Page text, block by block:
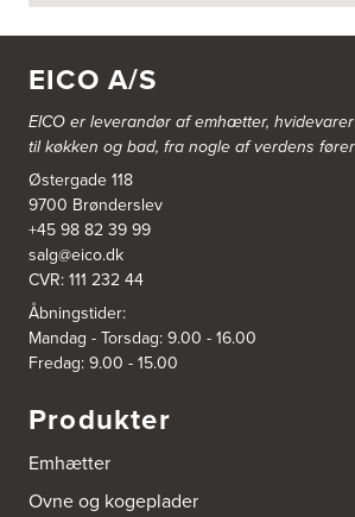
EICO A/S
EICO er leverandør af emhætter,
til køkken og bad, fra nogle af verdens
Østergade 118
9700 Brønderslev
+45 98 82 39 99
salg@eico.dk
CVR: 111 232 44
Åbningstider:
Mandag - Torsdag: 9.00 - 16.00
Fredag: 9.00 - 15.00
Produkter
Emhætter
Ovne og kogeplader